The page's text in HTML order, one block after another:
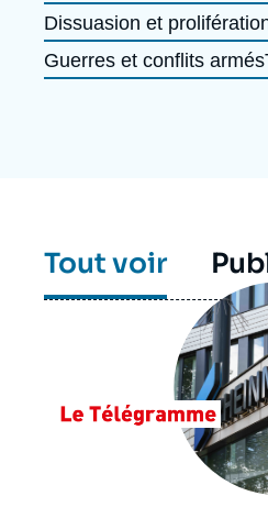
OTAN
Dissuasion et
Guerres et conflits armés
Tout voir
Logo
principale
médiatique